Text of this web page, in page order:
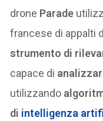
drone Parade
francese di appalti
strumento di
capace di
utilizzando
di intelligenza